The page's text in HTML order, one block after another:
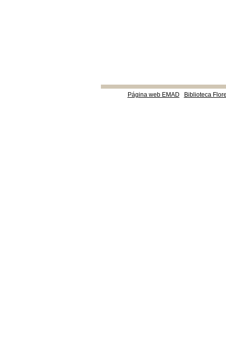
Página web EMAD Biblioteca